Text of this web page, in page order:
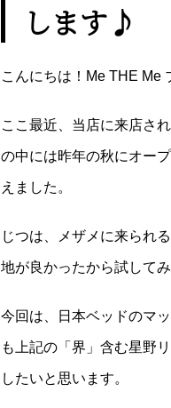
します♪
こんにちは！Me THE Me
ここ最近、当店に来店さ
の中には昨年の秋にオー
えました。
じつは、メザメに来られ
地が良かったから試して
今回は、日本ベッドのマ
も上記の「界」含む星野
したいと思います。